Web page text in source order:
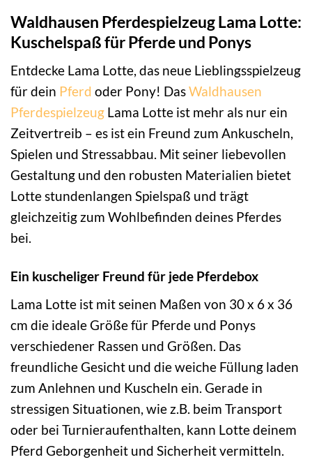
Waldhausen Pferdespielzeug Lama Lotte:
Kuschelspaß für Pferde und Ponys
Entdecke Lama Lotte, das neue Lieblingsspielzeug
für dein Pferd oder Pony! DasWaldhausen
Pferdespielzeug Lama Lotte ist mehr als nur ein
Zeitvertreib – es ist ein Freund zum Ankuscheln,
Spielen und Stressabbau. Mit seiner liebevollen
Gestaltung und den robusten Materialien bietet
Lotte stundenlangen Spielspaß und trägt
gleichzeitig zum Wohlbefinden deines Pferdes
bei.
Ein kuscheliger Freund für jede Pferdebox
Lama Lotte ist mit seinen Maßen von 30 x 6 x 36
cm die ideale Größe für Pferde und Ponys
verschiedener Rassen und Größen. Das
freundliche Gesicht und die weiche Füllung laden
zum Anlehnen und Kuscheln ein. Gerade in
stressigen Situationen, wie z.B. beim Transport
oder bei Turnieraufenthalten, kann Lotte deinem
Pferd Geborgenheit und Sicherheit vermitteln.